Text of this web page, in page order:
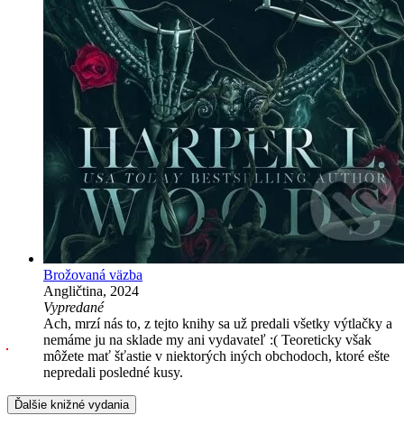
Brožovaná väzba
Angličtina, 2024
Vypredané
Ach, mrzí nás to, z tejto knihy sa už predali všetky výtlačky a
nemáme ju na sklade my ani vydavateľ :( Teoreticky však
môžete mať šťastie v niektorých iných obchodoch, ktoré ešte
nepredali posledné kusy.
Ďalšie knižné vydania